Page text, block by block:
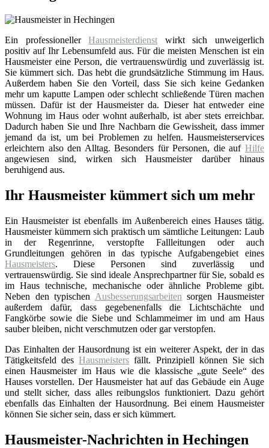
Ein professionellerHausmeisterdienst wirkt sich unweigerlich
positiv auf Ihr Lebensumfeld aus. Für die meisten Menschen ist ein
Hausmeister eine Person, die vertrauenswürdig und zuverlässig ist.
Sie kümmert sich. Das hebt die grundsätzliche Stimmung im Haus.
Außerdem haben Sie den Vorteil, dass Sie sich keine Gedanken
mehr um kaputte Lampen oder schlecht schließende Türen machen
müssen. Dafür ist der Hausmeister da. Dieser hat entweder eine
Wohnung im Haus oder wohnt außerhalb, ist aber stets erreichbar.
Dadurch haben Sie und Ihre Nachbarn die Gewissheit, dass immer
jemand da ist, um bei Problemen zu helfen. Hausmeisterservices
erleichtern also den Alltag. Besonders für Personen, die auf Hilfe
angewiesen sind, wirken sich Hausmeister darüber hinaus
beruhigend aus.
Ihr Hausmeister kümmert sich um mehr
Ein Hausmeister ist ebenfalls im Außenbereich eines Hauses tätig.
Hausmeister kümmern sich praktisch um sämtliche Leitungen: Laub
in der Regenrinne, verstopfte Fallleitungen oder auch
Grundleitungen gehören in das typische Aufgabengebiet eines
Hausmeisters. Diese Personen sind zuverlässig und
vertrauenswürdig. Sie sind ideale Ansprechpartner für Sie, sobald es
im Haus technische, mechanische oder ähnliche Probleme gibt.
Neben den typischen Ausbesserungsarbeiten sorgen Hausmeister
außerdem dafür, dass gegebenenfalls die Lichtschächte und
Fangkörbe sowie die Siebe und Schlammeimer im und am Haus
sauber bleiben, nicht verschmutzen oder gar verstopfen.
Das Einhalten der Hausordnung ist ein weiterer Aspekt, der in das
Tätigkeitsfeld desHausmeisters fällt. Prinzipiell können Sie sich
einen Hausmeister im Haus wie die klassische „gute Seele“ des
Hauses vorstellen. Der Hausmeister hat auf das Gebäude ein Auge
und stellt sicher, dass alles reibungslos funktioniert. Dazu gehört
ebenfalls das Einhalten der Hausordnung. Bei einem Hausmeister
können Sie sicher sein, dass er sich kümmert.
Hausmeister-Nachrichten in Hechingen